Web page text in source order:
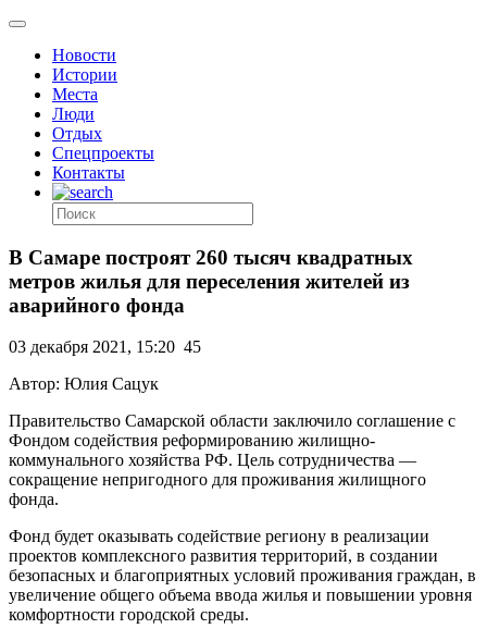
Новости
Истории
Места
Люди
Отдых
Спецпроекты
Контакты
В Самаре построят 260 тысяч квадратных
метров жилья для переселения жителей из
аварийного фонда
03 декабря 2021, 15:20 45
Автор: Юлия Сацук
Правительство Самарской области заключило соглашение с
Фондом содействия реформированию жилищно-
коммунального хозяйства РФ. Цель сотрудничества —
сокращение непригодного для проживания жилищного
фонда.
Фонд будет оказывать содействие региону в реализации
проектов комплексного развития территорий, в создании
безопасных и благоприятных условий проживания граждан, в
увеличение общего объема ввода жилья и повышении уровня
комфортности городской среды.